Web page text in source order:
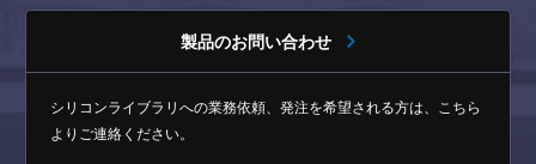
製品のお問い合わせ
シリコンライブラリへの業務依頼、発注を希望される方は、 こちら
よりご連絡ください。